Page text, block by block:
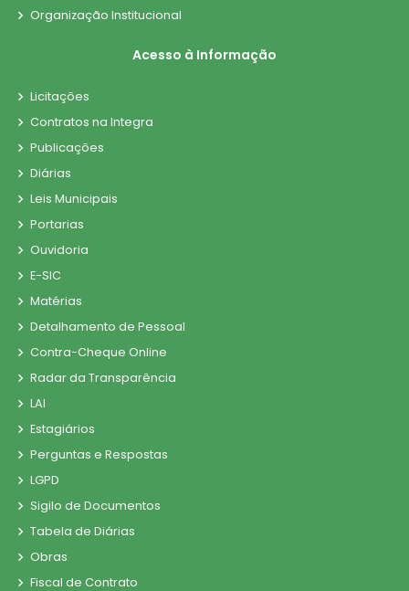
Organização Institucional
Acesso à Informação
Licitações
Contratos na Integra
Publicações
Diárias
Leis Municipais
Portarias
Ouvidoria
E-SIC
Matérias
Detalhamento de Pessoal
Contra-Cheque Online
Radar da Transparência
LAI
Estagiários
Perguntas e Respostas
LGPD
Sigilo de Documentos
Tabela de Diárias
Obras
Fiscal de Contrato